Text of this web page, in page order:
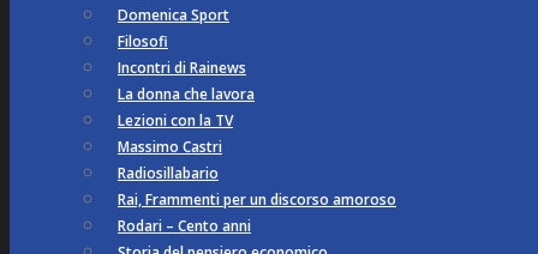
Domenica Sport
Filosofi
Incontri di Rainews
La donna che lavora
Lezioni con la TV
Massimo Castri
Radiosillabario
Rai, Frammenti per un discorso amoroso
Rodari – Cento anni